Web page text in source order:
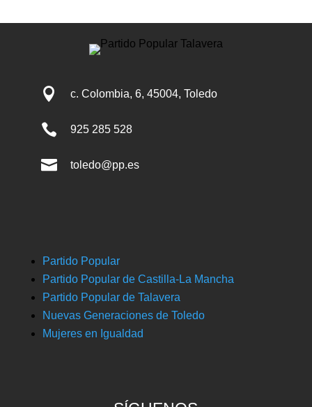
 c. Colombia, 6, 45004, Toledo
 925 285 528
 toledo@pp.es
Partido Popular
Partido Popular de Castilla-La Mancha
Partido Popular de Talavera
Nuevas Generaciones de Toledo
Mujeres en Igualdad